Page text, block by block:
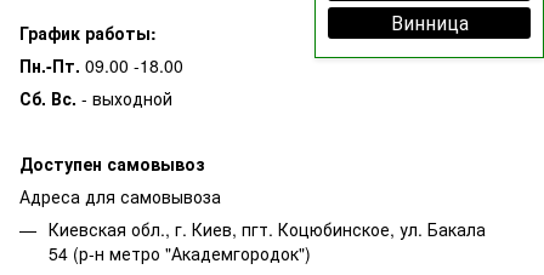
Винница
График работы:
Пн.-Пт. 09.00 -18.00
Сб. Вс. - выходной
Доступен самовывоз
Адреса для самовывоза
Киевская обл., г. Киев, пгт. Коцюбинское, ул. Бакала
54 (р-н метро "Академгородок")